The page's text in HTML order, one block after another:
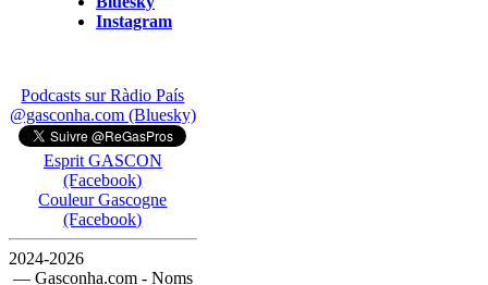
Instagram
Podcasts sur Ràdio País
@gasconha.com (Bluesky)
Esprit GASCON
(Facebook)
Couleur Gascogne
(Facebook)
2024-2026
— Gasconha.com - Noms